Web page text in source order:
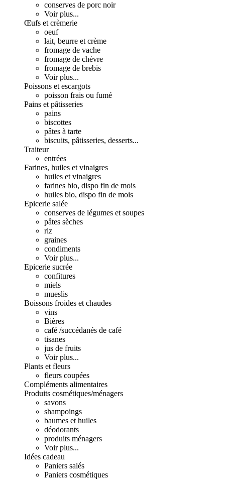
conserves de porc noir
Voir plus...
Œufs et crèmerie
oeuf
lait, beurre et crème
fromage de vache
fromage de chèvre
fromage de brebis
Voir plus...
Poissons et escargots
poisson frais ou fumé
Pains et pâtisseries
pains
biscottes
pâtes à tarte
biscuits, pâtisseries, desserts...
Traiteur
entrées
Farines, huiles et vinaigres
huiles et vinaigres
farines bio, dispo fin de mois
huiles bio, dispo fin de mois
Epicerie salée
conserves de légumes et soupes
pâtes sèches
riz
graines
condiments
Voir plus...
Epicerie sucrée
confitures
miels
mueslis
Boissons froides et chaudes
vins
Bières
café /succédanés de café
tisanes
jus de fruits
Voir plus...
Plants et fleurs
fleurs coupées
Compléments alimentaires
Produits cosmétiques/ménagers
savons
shampoings
baumes et huiles
déodorants
produits ménagers
Voir plus...
Idées cadeau
Paniers salés
Paniers cosmétiques